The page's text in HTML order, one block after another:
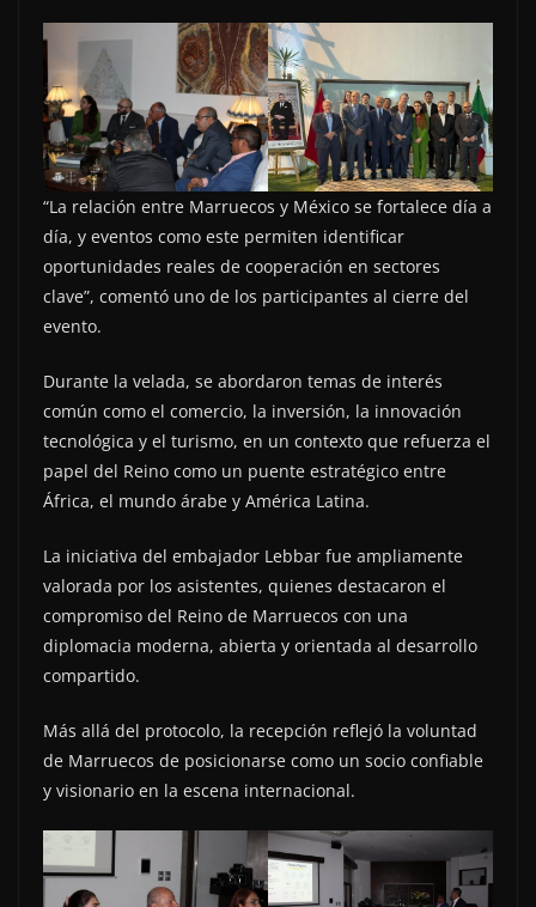
“La relación entre Marruecos y México se fortalece día a
día, y eventos como este permiten identificar
oportunidades reales de cooperación en sectores
clave”, comentó uno de los participantes al cierre del
evento.
Durante la velada, se abordaron temas de interés
común como el comercio, la inversión, la innovación
tecnológica y el turismo, en un contexto que refuerza el
papel del Reino como un puente estratégico entre
África, el mundo árabe y América Latina.
La iniciativa del embajador Lebbar fue ampliamente
valorada por los asistentes, quienes destacaron el
compromiso del Reino de Marruecos con una
diplomacia moderna, abierta y orientada al desarrollo
compartido.
Más allá del protocolo, la recepción reflejó la voluntad
de Marruecos de posicionarse como un socio confiable
y visionario en la escena internacional.